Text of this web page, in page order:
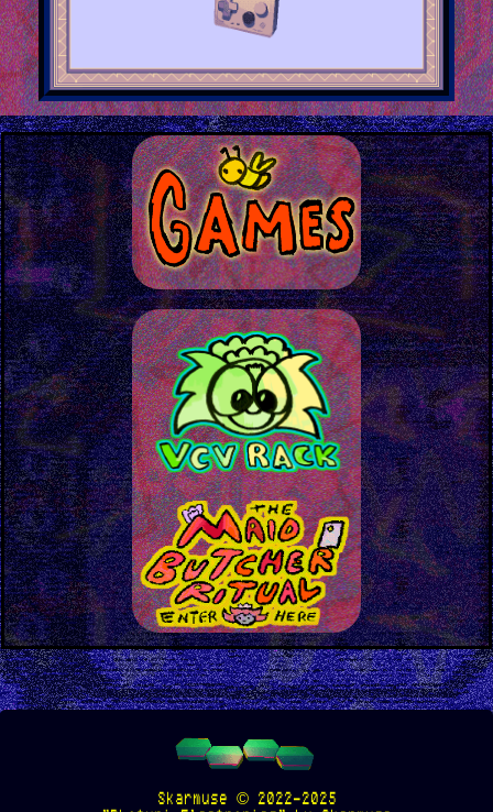
Skarmuse © 2022-2025